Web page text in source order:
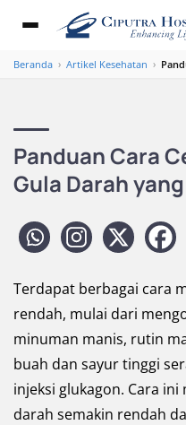
Beranda › Artikel Kesehatan ›
Panduan Cara
Gula Darah
Terdapat berbagai cara
rendah, mulai dari
minuman manis, rutin
buah dan sayur tinggi
injeksi glukagon. Cara
darah semakin rendah